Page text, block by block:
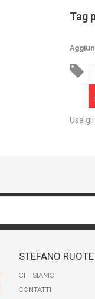
Tag
Usa
STEFANO RUOTE
CHI SIAMO
CONTATTI